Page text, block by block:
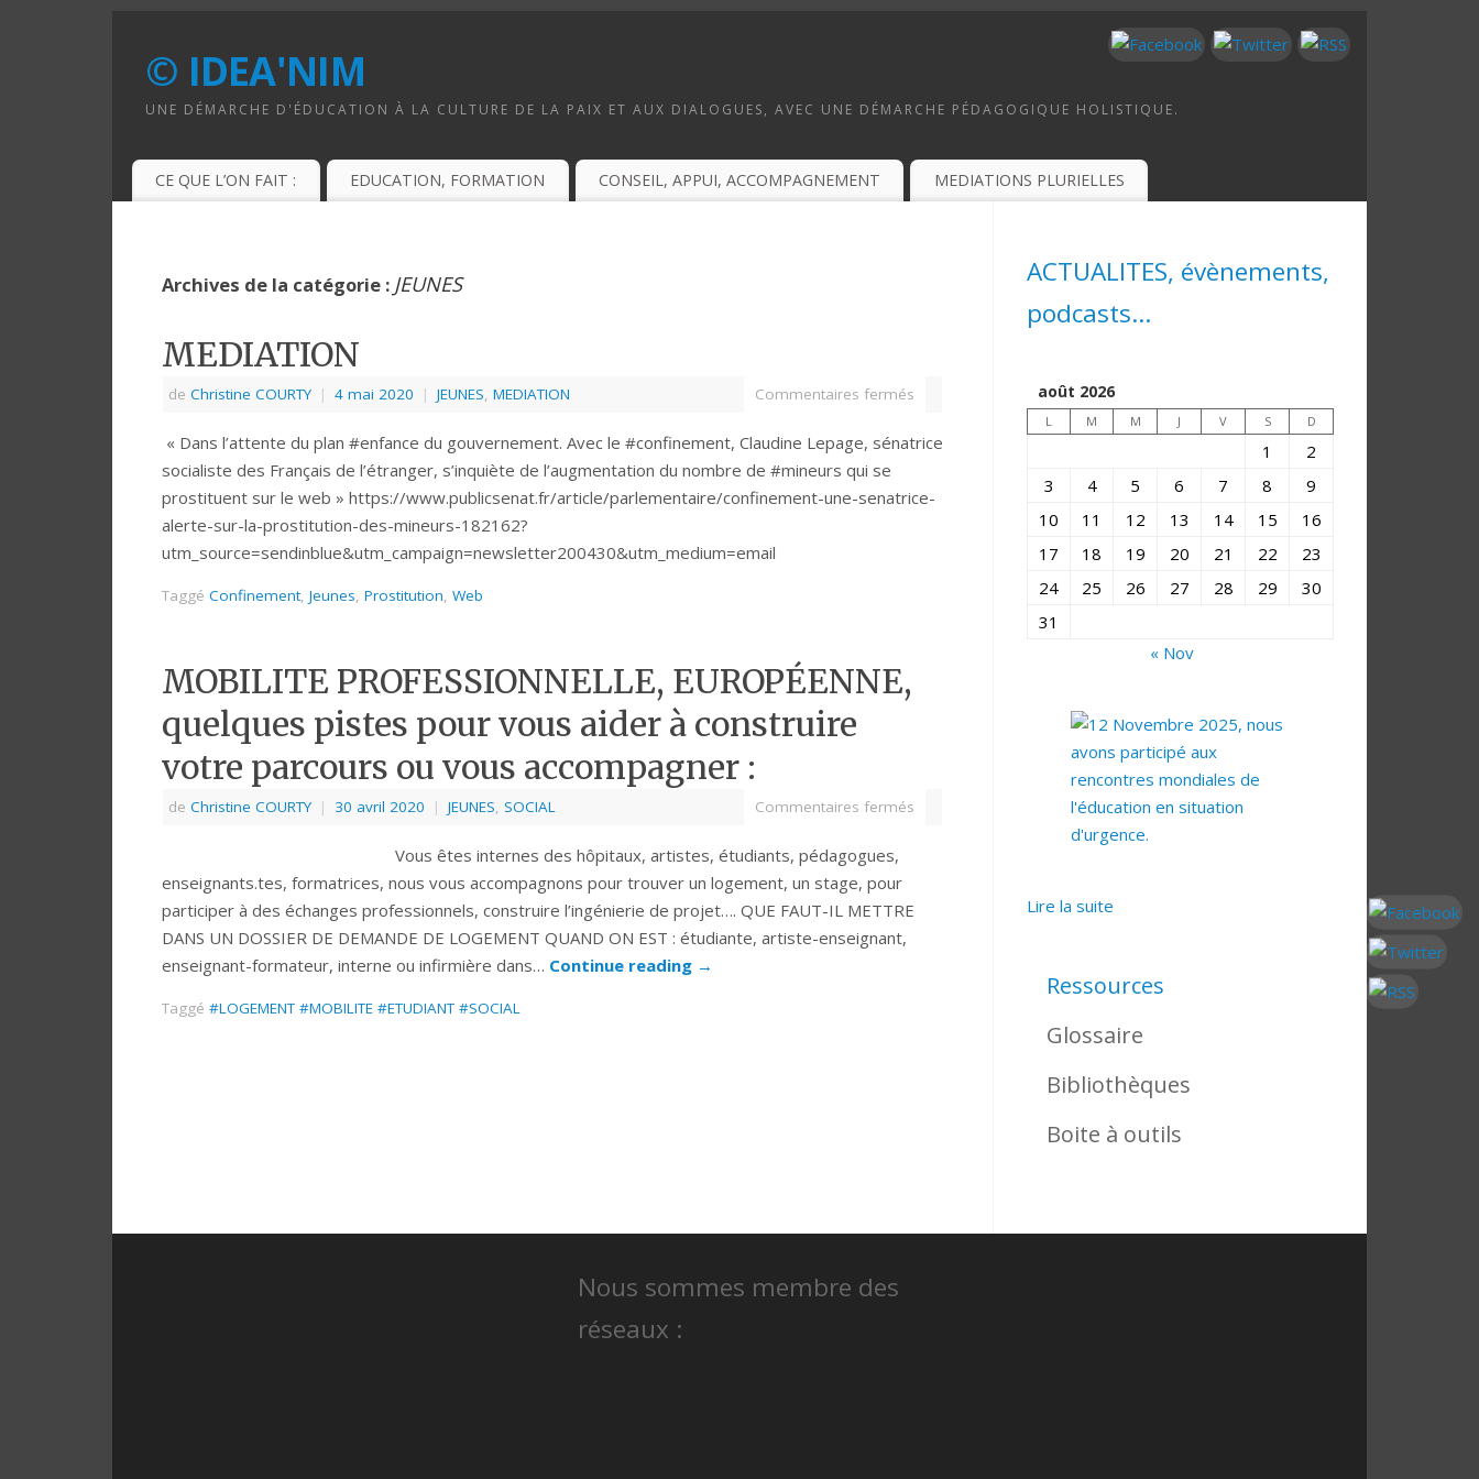
© IDEA'NIM
UNE DÉMARCHE D'ÉDUCATION À LA CULTURE DE LA PAIX ET AUX DIALOGUES, AVEC UNE DÉMARCHE PÉDAGOGIQUE HOLISTIQUE.
CE QUE L’ON FAIT : EDUCATION, FORMATION CONSEIL, APPUI, ACCOMPAGNEMENT MEDIATIONS PLURIELLES
Archives de la catégorie : JEUNES
MEDIATION
de Christine COURTY | 4 mai 2020 | JEUNES, MEDIATION Commentaires fermés
« Dans l’attente du plan #enfance du gouvernement. Avec le #confinement, Claudine Lepage, sénatrice
socialiste des Français de l’étranger, s’inquiète de l’augmentation du nombre de #mineurs qui se
prostituent sur le web » https://www.publicsenat.fr/article/parlementaire/confinement-une-senatrice-
alerte-sur-la-prostitution-des-mineurs-182162?
utm_source=sendinblue&utm_campaign=newsletter200430&utm_medium=email
Taggé Confinement, Jeunes, Prostitution, Web
MOBILITE PROFESSIONNELLE, EUROPÉENNE,
quelques pistes pour vous aider à construire
votre parcours ou vous accompagner :
de Christine COURTY | 30 avril 2020 | JEUNES, SOCIAL Commentaires fermés
Vous êtes internes des hôpitaux, artistes, étudiants, pédagogues,
enseignants.tes, formatrices, nous vous accompagnons pour trouver un logement, un stage, pour
participer à des échanges professionnels, construire l’ingénierie de projet…. QUE FAUT-IL METTRE
DANS UN DOSSIER DE DEMANDE DE LOGEMENT QUAND ON EST : étudiante, artiste-enseignant,
enseignant-formateur, interne ou infirmière dans… Continue reading →
Taggé #LOGEMENT #MOBILITE #ETUDIANT #SOCIAL
ACTUALITES, évènements,
podcasts...
août 2026
L M M J V S D
1
2
3
4 5 6 7 8
9
10
11 12 13 14 15
16
17
18 19 20 21 22
23
24
25 26 27 28 29
30
31
« Nov
Lire la suite
Ressources
Glossaire
Bibliothèques
Boite à outils
Nous sommes membre des
réseaux :